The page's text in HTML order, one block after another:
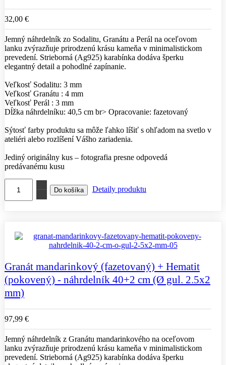
32,00 €
Jemný náhrdelník zo Sodalitu, Granátu a Perál na oceľovom
lanku zvýrazňuje prirodzenú krásu kameňa v minimalistickom
prevedení. Strieborná (Ag925) karabínka dodáva šperku
elegantný detail a pohodlné zapínanie.
Veľkosť Sodalitu: 3 mm
Veľkosť Granátu : 4 mm
Veľkosť Perál : 3 mm
Dĺžka náhrdelníku: 40,5 cm br> Opracovanie: fazetovaný
Sýtosť farby produktu sa môže ľahko líšiť s ohľadom na svetlo v
ateliéri alebo rozlíšení Vášho zariadenia.
Jediný originálny kus – fotografia presne odpovedá
predávanému kusu
Detaily produktu
Granát mandarinkový (fazetovaný) + Hematit
(pokovený) - náhrdelník 40+2 cm (Ø gul. 2.5x2
mm)
97,99 €
Jemný náhrdelník z Granátu mandarinkového na oceľovom
lanku zvýrazňuje prirodzenú krásu kameňa v minimalistickom
prevedení. Strieborná (Ag925) karabínka dodáva šperku